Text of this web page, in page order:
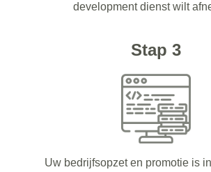
development dienst wilt
Stap 3
Uw bedrijfsopzet en promotie is